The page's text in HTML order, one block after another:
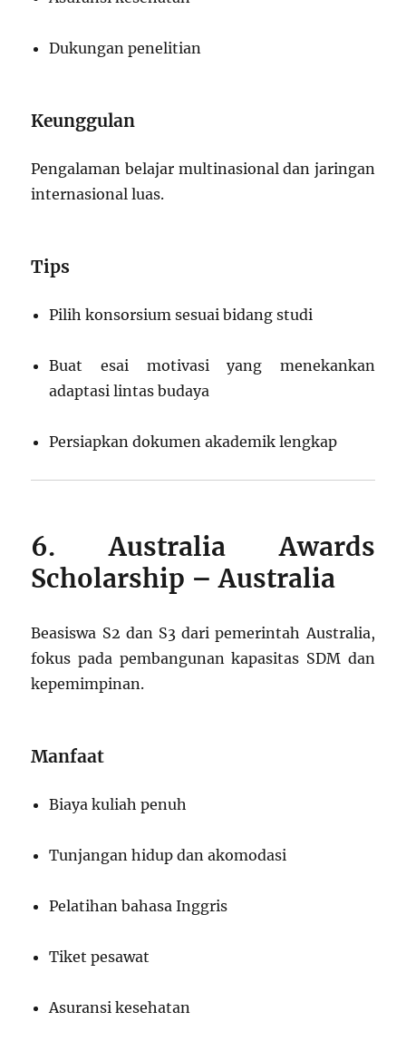
Dukungan penelitian
Keunggulan
Pengalaman belajar multinasional dan jaringan
internasional luas.
Tips
Pilih konsorsium sesuai bidang studi
Buat esai motivasi yang menekankan
adaptasi lintas budaya
Persiapkan dokumen akademik lengkap
6. Australia Awards
Scholarship – Australia
Beasiswa S2 dan S3 dari pemerintah Australia,
fokus pada pembangunan kapasitas SDM dan
kepemimpinan.
Manfaat
Biaya kuliah penuh
Tunjangan hidup dan akomodasi
Pelatihan bahasa Inggris
Tiket pesawat
Asuransi kesehatan